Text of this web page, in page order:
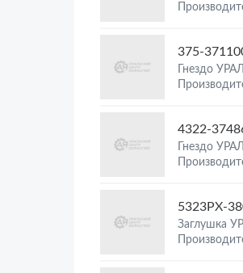
375-
Гнездо
4322-
Гнездо
5323РХ-
Заглушка